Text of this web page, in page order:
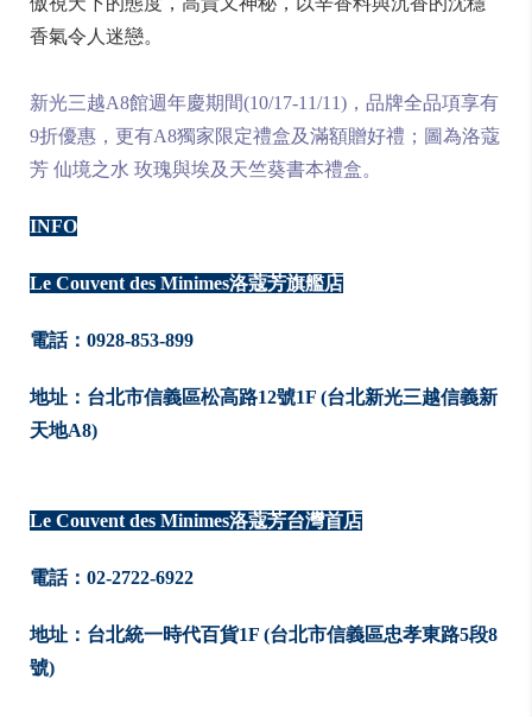
香氣令人迷戀。
新光三越A8館週年慶期間(10/17-11/11)，品牌全品項享有
9折優惠，更有A8獨家限定禮盒及滿額贈好禮；圖為洛蔻
芳 仙境之水 玫瑰與埃及天竺葵書本禮盒。
INFO
Le Couvent des Minimes洛蔻芳旗艦店
電話：0928-853-899
地址：台北市信義區松高路12號1F (台北新光三越信義新
天地A8)
Le Couvent des Minimes洛蔻芳台灣首店
電話：02-2722-6922
地址：台北統一時代百貨1F (台北市信義區忠孝東路5段8
號)